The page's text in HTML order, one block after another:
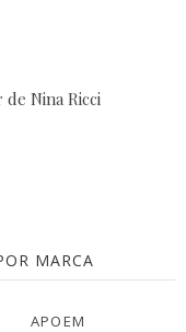
Nina Ricci
MARCA
APOEM